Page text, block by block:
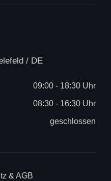
/ DE
09:00 - 18:30 Uhr
08:30 - 16:30 Uhr
geschlossen
& AGB